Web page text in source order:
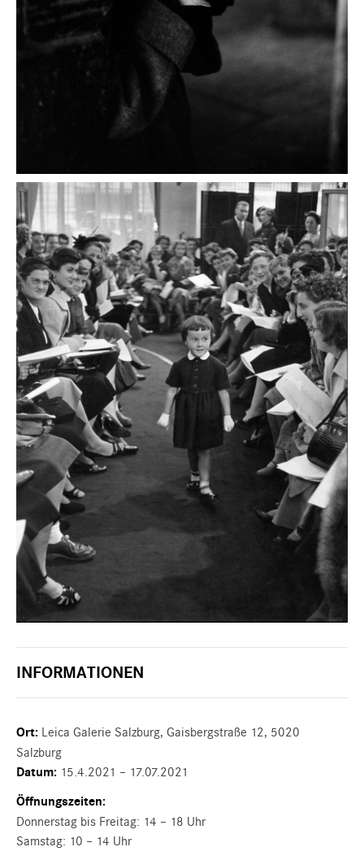
INFORMATIONEN
Ort: Leica Galerie Salzburg, Gaisbergstraße 12, 5020
Salzburg
Datum: 15.4.2021 – 17.07.2021
Öffnungszeiten:
Donnerstag bis Freitag: 14 – 18 Uhr
Samstag: 10 – 14 Uhr